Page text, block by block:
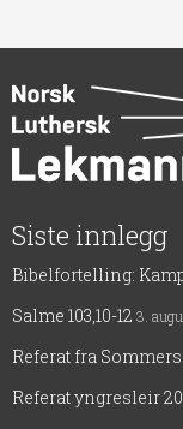
Siste innlegg
Bibelfortelling:
Salme 103,10-12 3.
Referat fra
Referat yngresleir